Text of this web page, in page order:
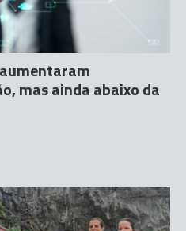
mas ainda abaixo da